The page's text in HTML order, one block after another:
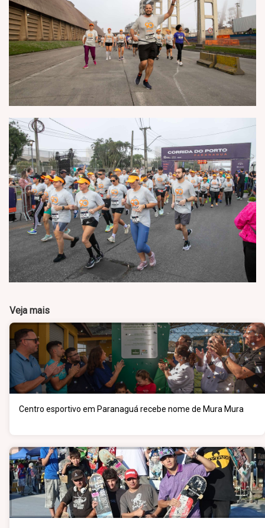
Veja mais
Centro esportivo em Paranaguá recebe nome de Mura Mura